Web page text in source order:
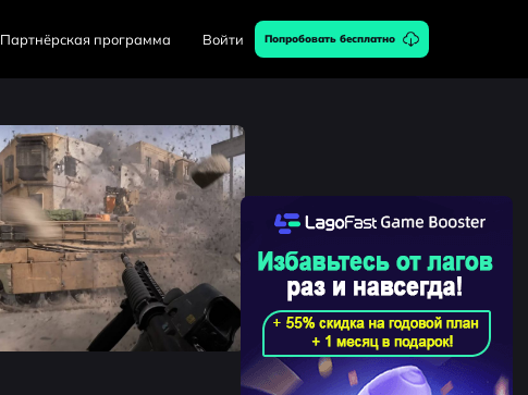
Партнёрская программа Войти Попробовать бесплатно